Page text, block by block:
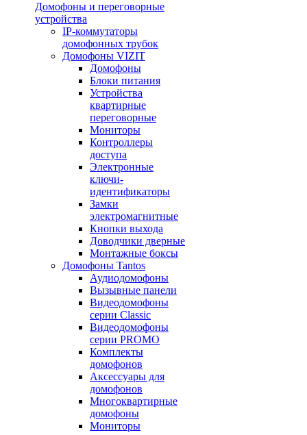
Домофоны и переговорные
устройства
IP-коммутаторы
домофонных трубок
Домофоны VIZIT
Домофоны
Блоки питания
Устройства
квартирные
переговорные
Мониторы
Контроллеры
доступа
Электронные
ключи-
идентификаторы
Замки
электромагнитные
Кнопки выхода
Доводчики дверные
Монтажные боксы
Домофоны Tantos
Аудиодомофоны
Вызывные панели
Видеодомофоны
серии Classic
Видеодомофоны
серии PROMO
Комплекты
домофонов
Аксессуары для
домофонов
Многоквартирные
домофоны
Мониторы